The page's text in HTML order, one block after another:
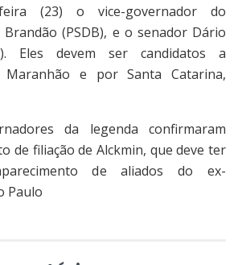
(23) o vice-governador do
(PSDB), e o senador Dário
Eles devem ser candidatos a
Maranhão e por Santa Catarina,
da legenda confirmaram
de filiação de Alckmin, que deve ter
de aliados do ex-
Paulo